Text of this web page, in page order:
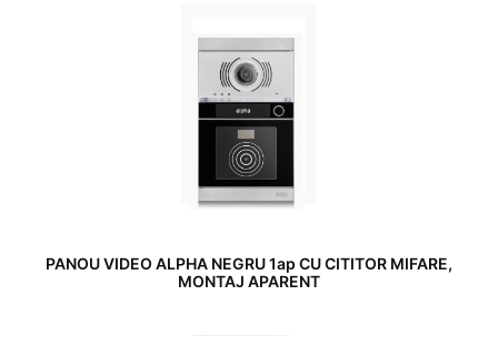
PANOU VIDEO ALPHA NEGRU 1ap CU CITITOR MIFARE,
MONTAJ APARENT